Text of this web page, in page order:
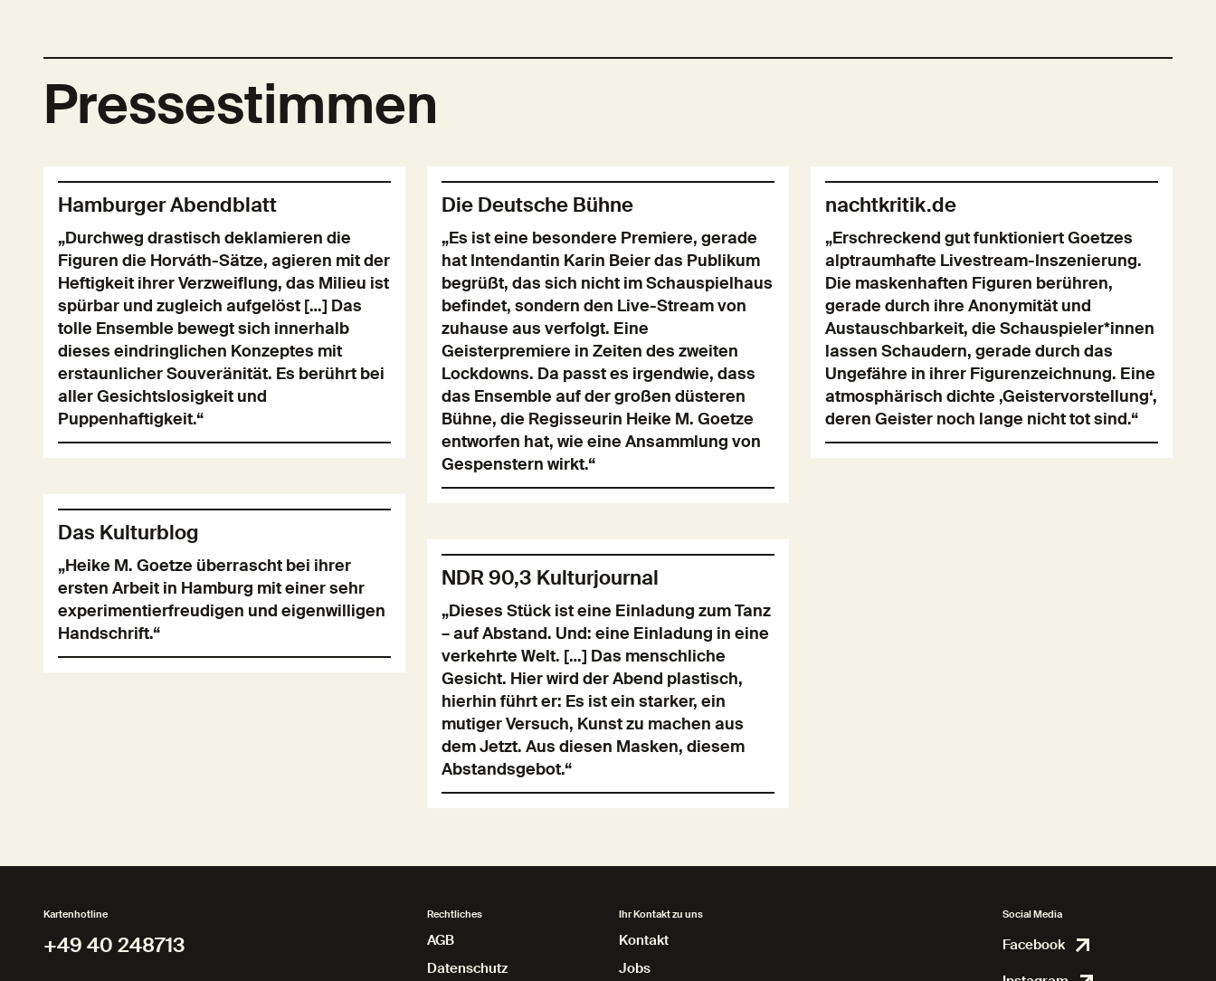
Pressestimmen
Hamburger Abendblatt
„Durchweg drastisch deklamieren die
Figuren die Horváth-Sätze, agieren mit der
Heftigkeit ihrer Verzweiflung, das Milieu ist
spürbar und zugleich aufgelöst […] Das
tolle Ensemble bewegt sich innerhalb
dieses eindringlichen Konzeptes mit
erstaunlicher Souveränität. Es berührt bei
aller Gesichtslosigkeit und
Puppenhaftigkeit.“
Die Deutsche Bühne
„Es ist eine besondere Premiere, gerade
hat Intendantin Karin Beier das Publikum
begrüßt, das sich nicht im Schauspielhaus
befindet, sondern den Live-Stream von
zuhause aus verfolgt. Eine
Geisterpremiere in Zeiten des zweiten
Lockdowns. Da passt es irgendwie, dass
das Ensemble auf der großen düsteren
Bühne, die Regisseurin Heike M. Goetze
entworfen hat, wie eine Ansammlung von
Gespenstern wirkt.“
nachtkritik.de
„Erschreckend gut funktioniert Goetzes
alptraumhafte Livestream-Inszenierung.
Die maskenhaften Figuren berühren,
gerade durch ihre Anonymität und
Austauschbarkeit, die Schauspieler*innen
lassen Schaudern, gerade durch das
Ungefähre in ihrer Figurenzeichnung. Eine
atmosphärisch dichte ‚Geistervorstellung‘,
deren Geister noch lange nicht tot sind.“
Das Kulturblog
„Heike M. Goetze überrascht bei ihrer
ersten Arbeit in Hamburg mit einer sehr
experimentierfreudigen und eigenwilligen
Handschrift.“
NDR 90,3 Kulturjournal
„Dieses Stück ist eine Einladung zum Tanz
– auf Abstand. Und: eine Einladung in eine
verkehrte Welt. […] Das menschliche
Gesicht. Hier wird der Abend plastisch,
hierhin führt er: Es ist ein starker, ein
mutiger Versuch, Kunst zu machen aus
dem Jetzt. Aus diesen Masken, diesem
Abstandsgebot.“
Kartenhotline
+49 40 248713
Rechtliches
AGB
Datenschutz
Datenschutz
Ihr Kontakt zu uns
Kontakt
Jobs
Social Media
Facebook